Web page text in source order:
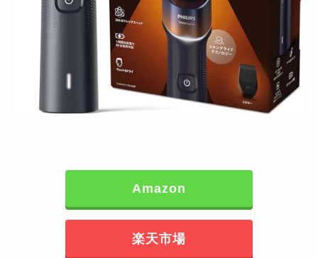
Amazon
楽天市場